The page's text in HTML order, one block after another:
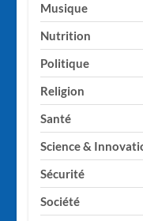
Musique
Nutrition
Politique
Religion
Santé
Science &
Sécurité
Société